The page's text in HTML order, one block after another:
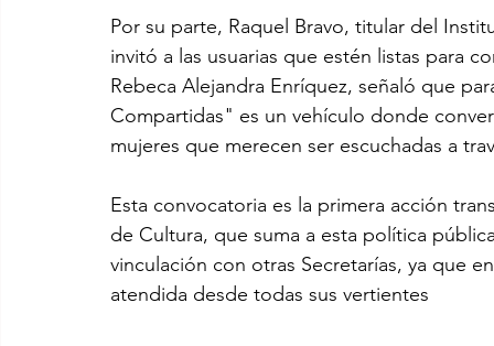
Por su parte, Raquel Bravo, titular del
invitó a las usuarias que estén listas para
Rebeca Alejandra Enríquez, señaló que
Compartidas" es un vehículo donde
mujeres que merecen ser escuchadas a
Esta convocatoria es la primera acción
de Cultura, que suma a esta política
vinculación con otras Secretarías, ya que
atendida desde todas sus vertientes